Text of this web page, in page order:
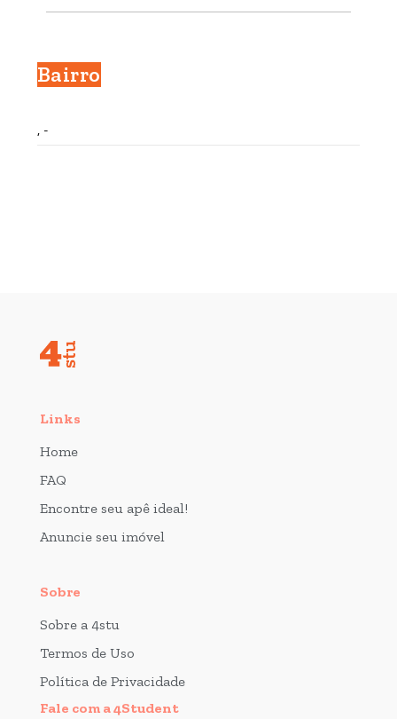
Bairro
, -
Links
Home
FAQ
Encontre seu apê ideal!
Anuncie seu imóvel
Sobre
Sobre a 4stu
Termos de Uso
Política de Privacidade
Fale com a 4Student